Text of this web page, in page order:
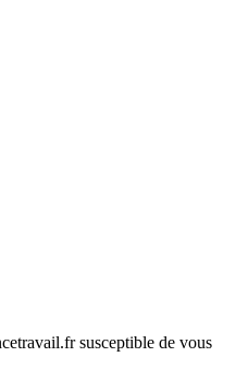
susceptible de vous